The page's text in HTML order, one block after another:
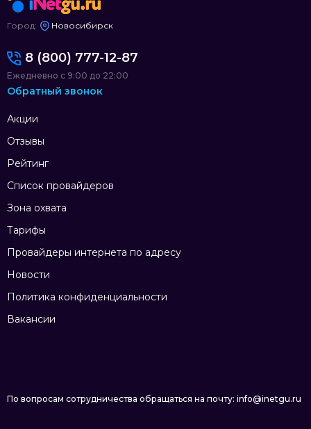
Город: Новосибирск
Акции
Отзывы
Рейтинг
Список провайдеров
Зона охвата
Тарифы
Провайдеры интернета по адресу
Новости
Политика конфиденциальности
Вакансии
8 (800) 777-12-87
Ежедневно с 9:00 до 22:00
Обратный звонок
По вопросам сотрудничества обращаться на почту: info@inetgu.ru